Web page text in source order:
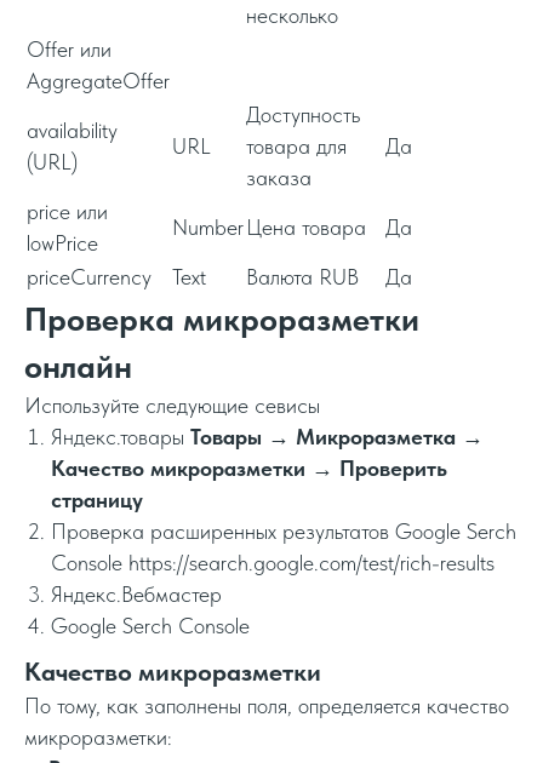
несколько
Offer или
AggregateOffer
availability
(URL)
URL
Доступность
товара для
заказа
Да
price или
lowPrice
NumberЦена товара
Да
priceCurrency
Text Валюта RUB Да
Проверка микроразметки
онлайн
Используйте следующие севисы
Яндекс.товары Товары → Микроразметка →
Качество микроразметки → Проверить
страницу
Проверка расширенных результатов Google Serch
Console https://search.google.com/test/rich-results
Яндекс.Вебмастер
Google Serch Console
Качество микроразметки
По тому, как заполнены поля, определяется качество
микроразметки: